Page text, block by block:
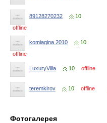
89128270232
10
offline
komiagina 2010
10
offline
LuxuryVilla 10 offline
teremkirov 10 offline
Фотогалерея